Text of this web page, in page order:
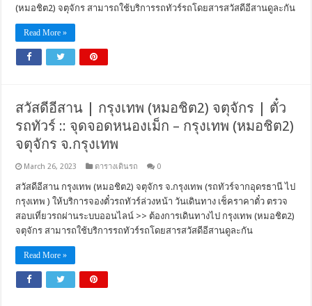
(หมอชิต2) จตุจักร สามารถใช้บริการรถทัวร์รถโดยสารสวัสดีอีสานดูละกัน
Read More »
สวัสดีอีสาน | กรุงเทพ (หมอชิต2) จตุจักร | ตั๋ว
รถทัวร์ :: จุดจอดหนองเม็ก – กรุงเทพ (หมอชิต2)
จตุจักร จ.กรุงเทพ
March 26, 2023 ตารางเดินรถ 0
สวัสดีอีสาน กรุงเทพ (หมอชิต2) จตุจักร จ.กรุงเทพ (รถทัวร์จากอุดรธานี ไป
กรุงเทพ ) ให้บริการจองตั๋วรถทัวร์ล่วงหน้า วันเดินทาง เช็คราคาตั๋ว ตรวจ
สอบเที่ยวรถผ่านระบบออนไลน์ >> ต้องการเดินทางไป กรุงเทพ (หมอชิต2)
จตุจักร สามารถใช้บริการรถทัวร์รถโดยสารสวัสดีอีสานดูละกัน
Read More »